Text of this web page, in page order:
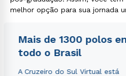
melhor opção para sua jornada
Mais de 1300 polos
todo o Brasil
A Cruzeiro do Sul Virtual está
ou